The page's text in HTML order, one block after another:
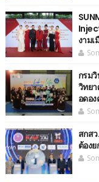
งามเ
กรม
วิทยา
อดอ
สกส
ต้อง